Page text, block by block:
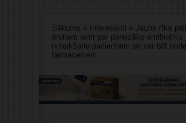
Sākums » Interesanti » Jauns rīks
ārstiem lemt par pareizāko antibiotiku
noteikšanu pacientiem un var būt
farmaceitiem